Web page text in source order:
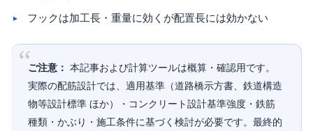
フックは加工長・重量に効くが配置長には効かない
ご注意： 本記事および計算ツールは概算・確認用です。
実際の配筋設計では、適用基準（道路橋示方書、鉄道構造
物等設計標準 ほか）・コンクリート設計基準強度・鉄筋
種類・かぶり・施工条件に基づく検討が必要です。最終的